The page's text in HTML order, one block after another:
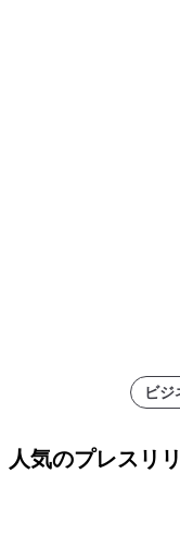
ビジ
人気のプレスリ